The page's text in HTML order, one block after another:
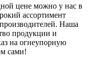
цене можно у нас в
ассортимент
Наша
продукции и
на огнеупорную
сами!